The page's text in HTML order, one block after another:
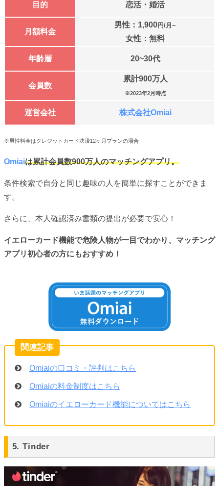
目的 恋活・婚活
月額料金
男性：1,900円/月~
女性：無料
年齢層 20~30代
会員数
累計900万人
※2023年2月時点
運営会社 株式会社Omiai
※男性料金はクレジットカード決済12ヶ月プランの場合
Omiaiは累計会員数900万人のマッチングアプリ。
条件検索で自分と同じ趣味の人を簡単に探すことができま
す。
さらに、本人確認済み書類の提出が必要で安心！
イエローカード機能で危険人物が一目でわかり、マッチング
アプリ初心者の方にもおすすめ！
Omiaiの口コミ・評判はこちら
Omiaiの料金制度はこちら
Omiaiのイエローカード機能についてはこちら
5. Tinder